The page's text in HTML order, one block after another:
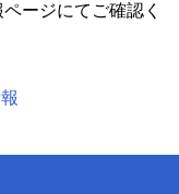
ージにてご確認く